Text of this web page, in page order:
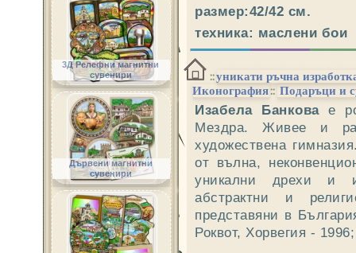
размер:42/42 см.
техника: маслени бои
::уникати ръчна
Иконография:: Подаръци и
Изабела Банковае
Мездра. Живее и
художествена
от вълна,
уникални дрехи и
абстрактни и
представяни в
Роквот, Хорвегия -
3Д Релефни магнитни
сувенири
Дървени магнитни
сувенири